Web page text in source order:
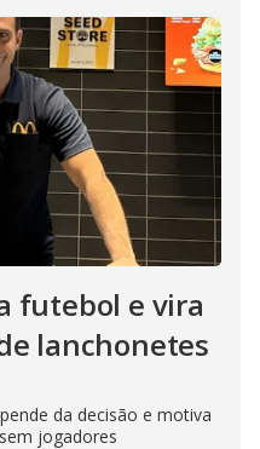
futebol e vira
lanchonetes
da decisão e motiva
jogadores